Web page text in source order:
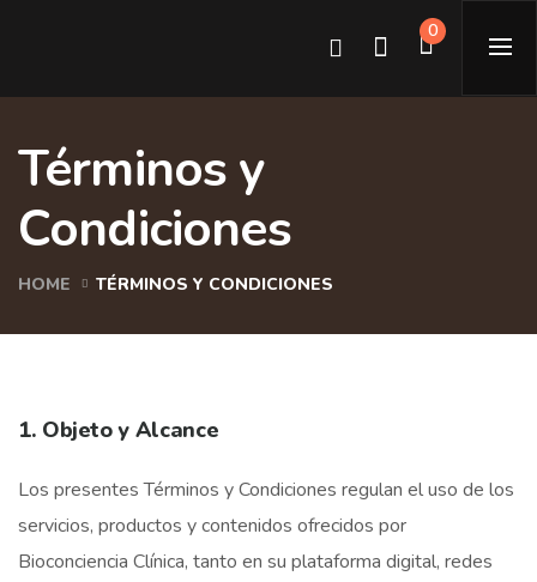
0
Términos y
Condiciones
HOME TÉRMINOS Y CONDICIONES
1. Objeto y Alcance
Los presentes Términos y Condiciones regulan el uso de los
servicios, productos y contenidos ofrecidos por
Bioconciencia Clínica, tanto en su plataforma digital, redes